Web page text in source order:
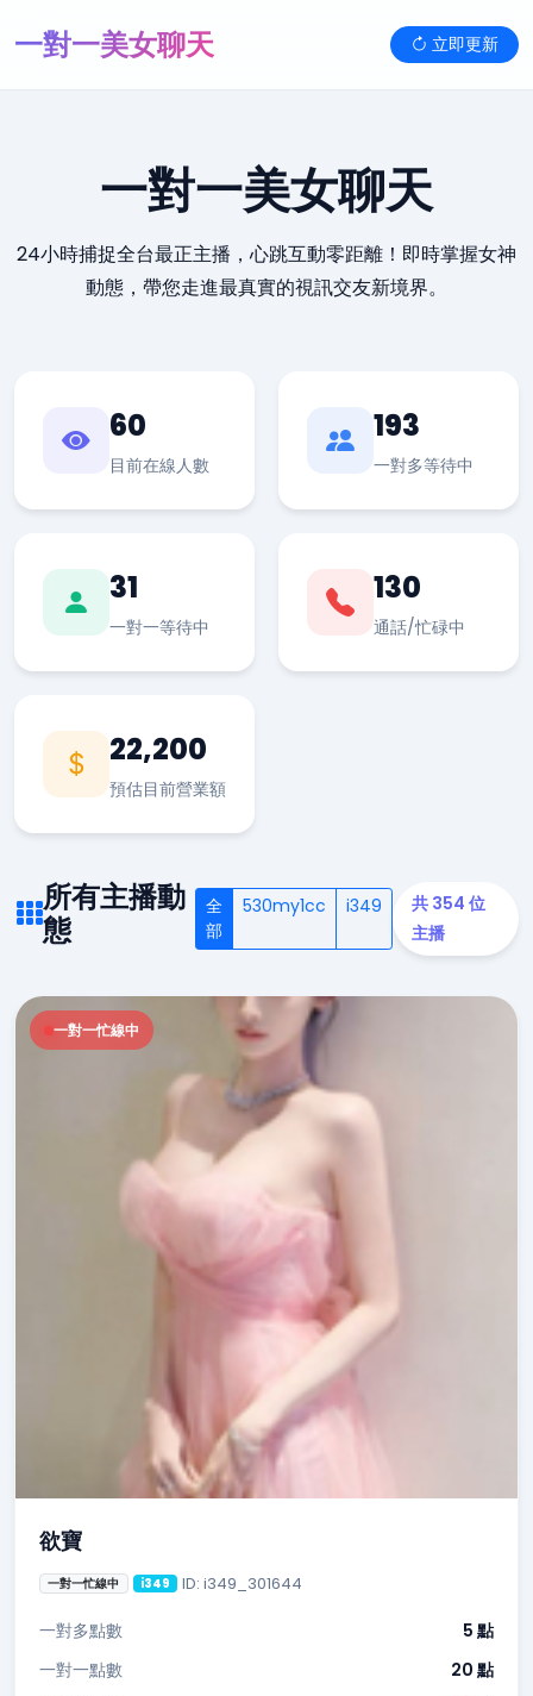
一對一美女聊天 立即更新
一對一美女聊天
24小時捕捉全台最正主播，心跳互動零距離！即時掌握女神
動態，帶您走進最真實的視訊交友新境界。
60
目前在線人數
193
一對多等待中
31
一對一等待中
130
通話/忙碌中
22,200
預估目前營業額
所有主播動
態
全
部
530my1cc i349
共 354 位
主播
一對一忙線中
欲寶
一對一忙線中 i349 ID: i349_301644
一對多點數
5 點
一對一點數
20 點